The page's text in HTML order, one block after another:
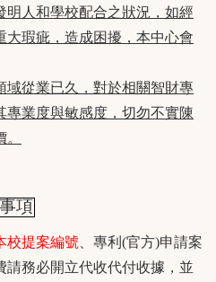
明人和學校配合之狀況，如經
大瑕疵，造成困擾，本中心會
域從業已久，對於相關智財專
專業度與敏感度，切勿不實陳
項
校提案編號 、專利(官方)申請案
請務必開立代收代付收據，並